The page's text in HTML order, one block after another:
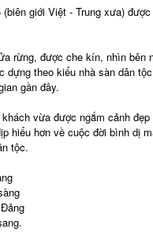
giới Việt - Trung xưa)
rừng, được che kín, nhìn bên
dựng theo kiểu nhà sàn dân
gần đây.
vừa được ngắm cảnh
hiểu hơn về cuộc đời bình dị
tộc.